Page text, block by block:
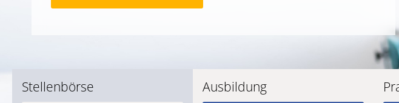
Stellenbörse Ausbildung